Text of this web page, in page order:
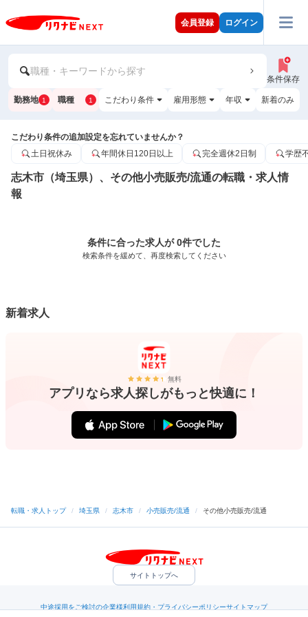
会員登録 ログイン
職種・キーワードから探す
条件保存
勤務地 1 職種 1 こだわり条件 雇用形態 年収 新着のみ
こだわり条件の追加設定を忘れていませんか？
土日祝休み
年間休日120日以上 完全週休2日制 学歴
志木市（埼玉県）、その他小売販売/流通の転職・求人情
報
条件に合った求人が 0件でした
検索条件を緩めて、再度検索してください
新着求人
無料
アプリなら求人探しがもっと快適に！
転職・求人トップ / 埼玉県 / 志木市 / 小売販売/流通 / その他小売販売/流通
サイトトップへ
中途採用をご検討の企業様利用規約・プライバシーポリシーサイトマップ